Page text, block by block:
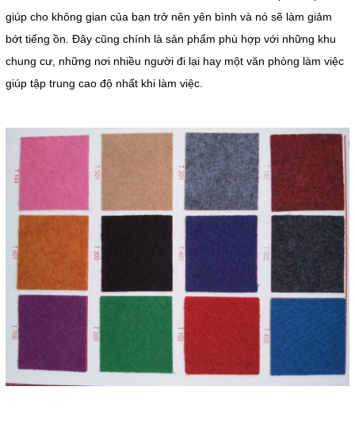
giúp cho không gian của bạn trở nên yên bình và nó sẽ làm giảm
bớt tiếng ồn. Đây cũng chính là sản phẩm phù hợp với những khu
chung cư, những nơi nhiều người đi lại hay một văn phòng làm việc
giúp tập trung cao độ nhất khi làm việc.